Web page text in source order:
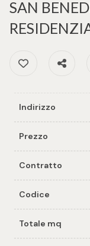
SAN
Preferiti:
Indirizzo
Prezzo
Contratto
Codice
Totale mq
per voi
un
Valuta e
tuo
Provincia
Comune
Tipologia
multiscelta
Qualsiasi